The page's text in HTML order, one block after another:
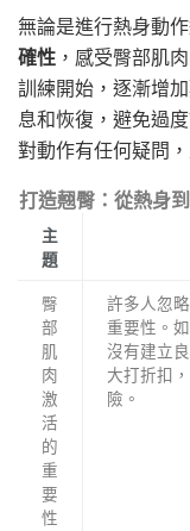
無論是進行熱身動
確性 ，感受臀部肌
訓練開始，逐漸增
息和恢復，避免過
對動作有任何疑問
打造翹臀：從熱身
主
題
臀
部
肌
肉
激
活
的
重
要
性
許多人忽
重要性。
沒有建立
大打折扣
險。